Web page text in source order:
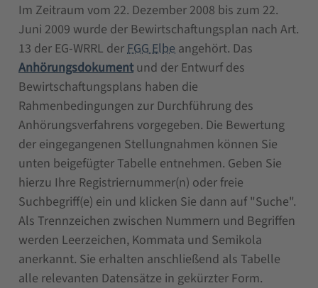
Im Zeitraum vom 22. Dezember 2008 bis zum 22.
Juni 2009 wurde der Bewirtschaftungsplan nach Art.
13 der EG-WRRL derFGG Elbe angehört. Das
Anhörungsdokumentund der Entwurf des
Bewirtschaftungsplans haben die
Rahmenbedingungen zur Durchführung des
Anhörungsverfahrens vorgegeben. Die Bewertung
der eingegangenen Stellungnahmen können Sie
unten beigefügter Tabelle entnehmen. Geben Sie
hierzu Ihre Registriernummer(n) oder freie
Suchbegriff(e) ein und klicken Sie dann auf "Suche".
Als Trennzeichen zwischen Nummern und Begriffen
werden Leerzeichen, Kommata und Semikola
anerkannt. Sie erhalten anschließend als Tabelle
alle relevanten Datensätze in gekürzter Form.